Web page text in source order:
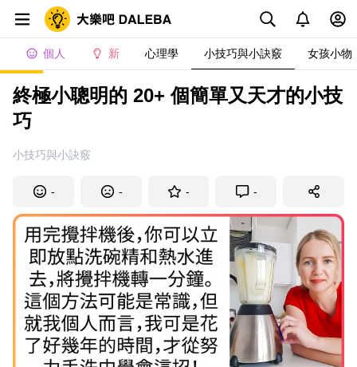
個人 新 心理學 小技巧與小訣竅 女孩小物
終極小聰明的 20+ 個簡單又天才的小技
巧
小技巧與小訣竅
- - - -